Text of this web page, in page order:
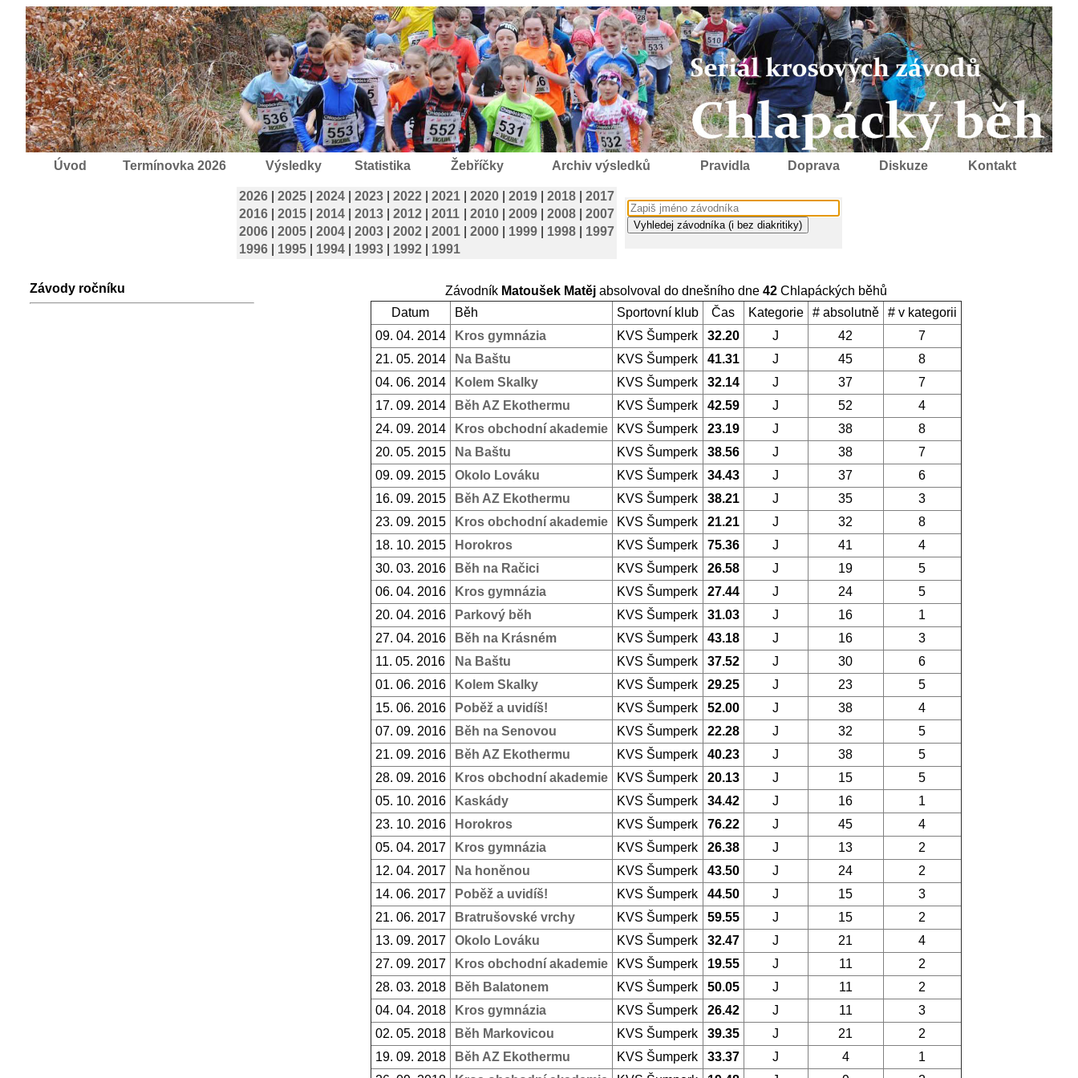
Úvod Termínovka 2026 Výsledky Statistika Žebříčky Archiv výsledků Pravidla Doprava Diskuze Kontakt
2026 2025 2024 2023 2022 2021 2020 2019 2018
2017
2016
2015 2014 2013 2012 2011 2010 2009 2008
2007
2006
2005 2004 2003 2002 2001 2000 1999 1998
1997
1996
1995 1994 1993 1992 1991
Závody ročníku Závodník Matoušek Matějabsolvoval do dnešního dne 42Chlapáckých běhů
Datum
Běh Sportovní klub Čas Kategorie # absolutně
# v kategorii
09. 04. 2014
Kros gymnázia KVS Šumperk 32.20 J 42
7
21. 05. 2014
Na Baštu KVS Šumperk 41.31 J 45
8
04. 06. 2014
Kolem Skalky KVS Šumperk 32.14 J 37
7
17. 09. 2014
Běh AZ Ekothermu KVS Šumperk 42.59 J 52
4
24. 09. 2014
Kros obchodní akademie KVS Šumperk 23.19 J 38
8
20. 05. 2015
Na Baštu KVS Šumperk 38.56 J 38
7
09. 09. 2015
Okolo Lováku KVS Šumperk 34.43 J 37
6
16. 09. 2015
Běh AZ Ekothermu KVS Šumperk 38.21 J 35
3
23. 09. 2015
Kros obchodní akademie KVS Šumperk 21.21 J 32
8
18. 10. 2015
Horokros KVS Šumperk 75.36 J 41
4
30. 03. 2016
Běh na Račici KVS Šumperk 26.58 J 19
5
06. 04. 2016
Kros gymnázia KVS Šumperk 27.44 J 24
5
20. 04. 2016
Parkový běh KVS Šumperk 31.03 J 16
1
27. 04. 2016
Běh na Krásném KVS Šumperk 43.18 J 16
3
11. 05. 2016
Na Baštu KVS Šumperk 37.52 J 30
6
01. 06. 2016
Kolem Skalky KVS Šumperk 29.25 J 23
5
15. 06. 2016
Poběž a uvidíš! KVS Šumperk 52.00 J 38
4
07. 09. 2016
Běh na Senovou KVS Šumperk 22.28 J 32
5
21. 09. 2016
Běh AZ Ekothermu KVS Šumperk 40.23 J 38
5
28. 09. 2016
Kros obchodní akademie KVS Šumperk 20.13 J 15
5
05. 10. 2016
Kaskády KVS Šumperk 34.42 J 16
1
23. 10. 2016
Horokros KVS Šumperk 76.22 J 45
4
05. 04. 2017
Kros gymnázia KVS Šumperk 26.38 J 13
2
12. 04. 2017
Na honěnou KVS Šumperk 43.50 J 24
2
14. 06. 2017
Poběž a uvidíš! KVS Šumperk 44.50 J 15
3
21. 06. 2017
Bratrušovské vrchy KVS Šumperk 59.55 J 15
2
13. 09. 2017
Okolo Lováku KVS Šumperk 32.47 J 21
4
27. 09. 2017
Kros obchodní akademie KVS Šumperk 19.55 J 11
2
28. 03. 2018
Běh Balatonem KVS Šumperk 50.05 J 11
2
04. 04. 2018
Kros gymnázia KVS Šumperk 26.42 J 11
3
02. 05. 2018
Běh Markovicou KVS Šumperk 39.35 J 21
2
19. 09. 2018
Běh AZ Ekothermu KVS Šumperk 33.37 J 4
1